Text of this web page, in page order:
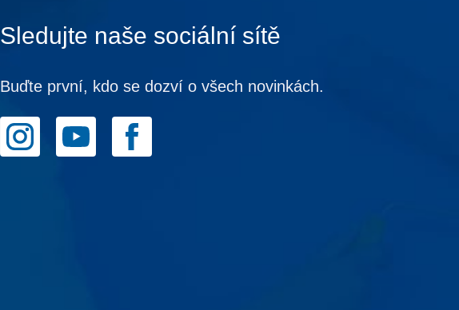
Sledujte naše sociální sítě
Buďte první, kdo se dozví o všech novinkách.